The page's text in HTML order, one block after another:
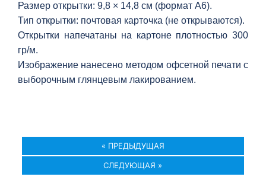
Размер открытки: 9,8 × 14,8 см (формат А6).
Тип открытки: почтовая карточка (не открываются).
Открытки напечатаны на картоне плотностью 300
гр/м.
Изображение нанесено методом офсетной печати с
выборочным глянцевым лакированием.
« ПРЕДЫДУЩАЯ
СЛЕДУЮЩАЯ »